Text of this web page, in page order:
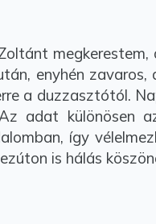
megkerestem,
enyhén
a duzzasztótól.
adat különösen
így
is hálás